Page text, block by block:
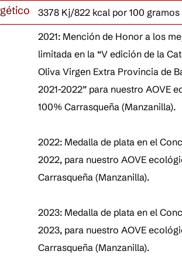
3378 Kj/822 kcal por 100
2021: Mención de Honor a los
limitada en la “V edición de la
Oliva Virgen Extra Provincia de
2021-2022” para nuestro AOVE
100% Carrasqueña (Manzanilla).
2022: Medalla de plata en el
2022, para nuestro AOVE
Carrasqueña (Manzanilla).
2023: Medalla de plata en el
2023, para nuestro AOVE
Carrasqueña (Manzanilla).